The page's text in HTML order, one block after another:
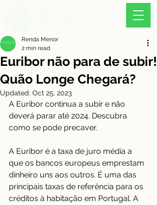
Euribor não para de subir!
Quão Longe Chegará?
Renda Menor
2 min read
Updated: Oct 25, 2023
A Euribor continua a subir e não
deverá parar até 2024. Descubra
como se pode precaver.
A Euribor é a taxa de juro média a
que os bancos europeus emprestam
dinheiro uns aos outros. É uma das
principais taxas de referência para os
créditos à habitação em Portugal. A